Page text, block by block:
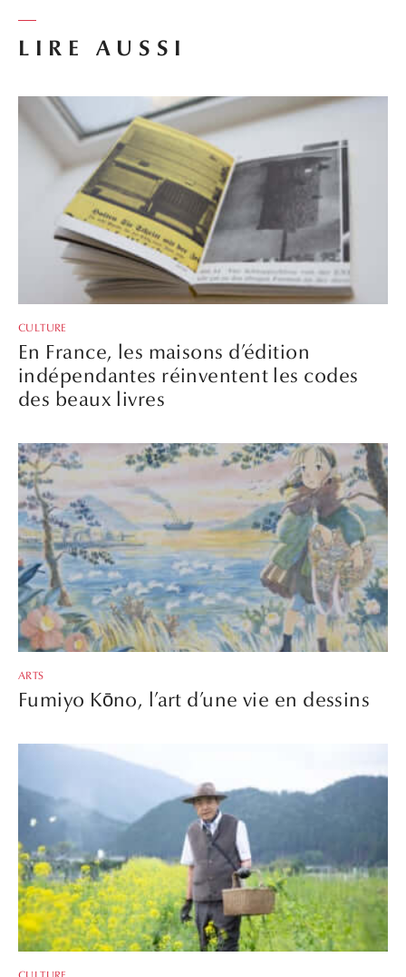
LIRE AUSSI
CULTURE
En France, les maisons d’édition
indépendantes réinventent les codes
des beaux livres
ARTS
Fumiyo Kōno, l’art d’une vie en dessins